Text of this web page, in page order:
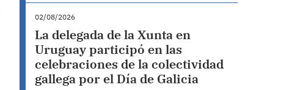
02/08/2026
La delegada de la Xunta en
Uruguay participó en las
celebraciones de la colectividad
gallega por el Día de Galicia